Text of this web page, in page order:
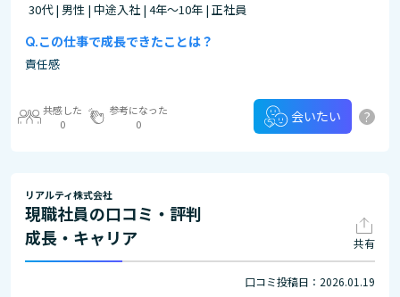
30代 | 男性 | 中途入社 | 4年～10年 | 正社員
この仕事で成長できたことは？
責任感
共感した
0
参考になった
0
会いたい ?
リアルティ株式会社
現職社員の口コミ・評判
成長・キャリア
共有
口コミ投稿日：2026.01.19